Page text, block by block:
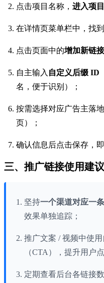
点击项目名称， 进入项
在详情页菜单栏中，找
点击页面中的增加新链
自主输入 自定义后缀 ID
名，便于识别）；
按需选择对应广告主落
页）；
确认信息后点击保存，
三、推广链接使用建议
坚持一个渠道对应一
效果单独追踪；
推广文案 / 视频中使
（CTA），提升用户
定期查看后台各链接